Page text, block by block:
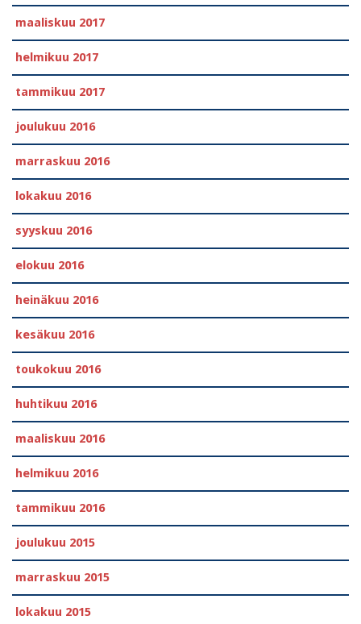
maaliskuu 2017
helmikuu 2017
tammikuu 2017
joulukuu 2016
marraskuu 2016
lokakuu 2016
syyskuu 2016
elokuu 2016
heinäkuu 2016
kesäkuu 2016
toukokuu 2016
huhtikuu 2016
maaliskuu 2016
helmikuu 2016
tammikuu 2016
joulukuu 2015
marraskuu 2015
lokakuu 2015